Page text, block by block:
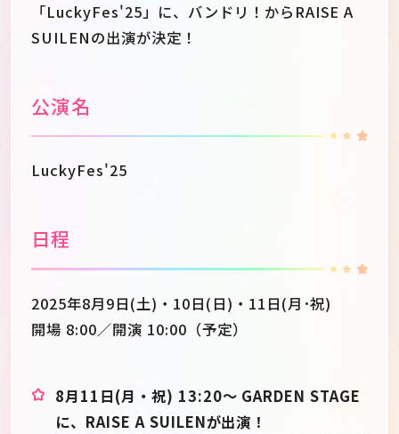
「LuckyFes'25」に、バンドリ！からRAISE A
SUILENの出演が決定！
公演名
LuckyFes'25
日程
2025年8月9日(土)・10日(日)・11日(月･祝)
開場 8:00／開演 10:00（予定）
8月11日(月・祝) 13:20～ GARDEN STAGE
に、RAISE A SUILENが出演！